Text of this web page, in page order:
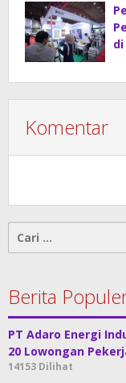
Komentar
Cari
untuk:
Berita
PT Adaro Energi
20 Lowongan
14153 Dilihat